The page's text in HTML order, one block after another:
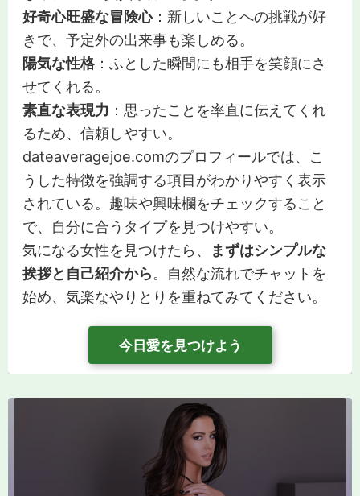
好奇心旺盛な冒険心：新しいことへの挑戦が好
きで、予定外の出来事も楽しめる。
陽気な性格：ふとした瞬間にも相手を笑顔にさ
せてくれる。
素直な表現力 ：思ったことを率直に伝えてくれ
るため、信頼しやすい。
dateaveragejoe.comのプロフィールでは、こ
うした特徴を強調する項目がわかりやすく表示
されている。趣味や興味欄をチェックすること
で、自分に合うタイプを見つけやすい。
気になる女性を見つけたら、
まずはシンプルな
挨拶と自己紹介から。自然な流れでチャットを
始め、気楽なやりとりを重ねてみてください。
今日愛を見つけよう